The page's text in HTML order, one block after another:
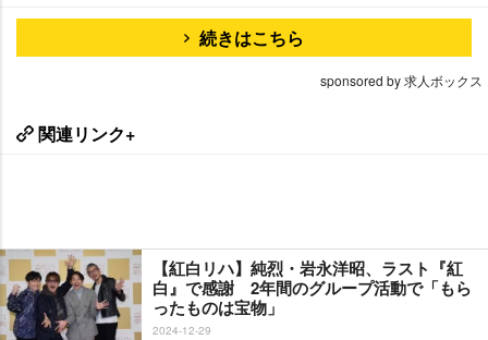
続きはこちら
sponsored by 求人ボックス
関連リンク+
【紅白リハ】純烈・岩永洋昭、ラスト『紅
白』で感謝 2年間のグループ活動で「もら
ったものは宝物」
2024-12-29